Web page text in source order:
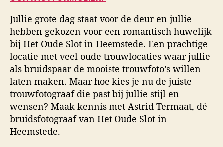
i
d
s
f
o
t
o
g
r
f
i
e
e
u
r
u
m
Jullie grote dag staat voor de deur en jullie
hebben gekozen voor een romantisch huwelijk
bij Het Oude Slot in Heemstede. Een prachtige
locatie met veel oude trouwlocaties waar jullie
als bruidspaar de mooiste trouwfoto’s willen
laten maken. Maar hoe kies je nu de juiste
trouwfotograaf die past bij jullie stijl en
wensen? Maak kennis met Astrid Termaat, dé
bruidsfotograaf van Het Oude Slot in
Heemstede.